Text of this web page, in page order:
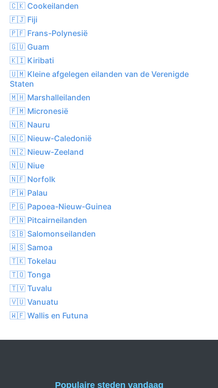
🇨🇰 Cookeilanden
🇫🇯 Fiji
🇵🇫 Frans-Polynesië
🇬🇺 Guam
🇰🇮 Kiribati
🇺🇲 Kleine afgelegen eilanden van de Verenigde
Staten
🇲🇭 Marshalleilanden
🇫🇲 Micronesië
🇳🇷 Nauru
🇳🇨 Nieuw-Caledonië
🇳🇿 Nieuw-Zeeland
🇳🇺 Niue
🇳🇫 Norfolk
🇵🇼 Palau
🇵🇬 Papoea-Nieuw-Guinea
🇵🇳 Pitcairneilanden
🇸🇧 Salomonseilanden
🇼🇸 Samoa
🇹🇰 Tokelau
🇹🇴 Tonga
🇹🇻 Tuvalu
🇻🇺 Vanuatu
🇼🇫 Wallis en Futuna
Populaire steden vandaag